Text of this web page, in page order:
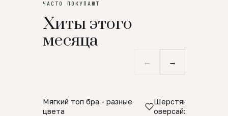
ЧАСТО ПОКУПАЮТ
Хиты этого
месяца
← →
Мягкий топ бра - разные
цвета
Шерстяной свитер
оверсайз 100%